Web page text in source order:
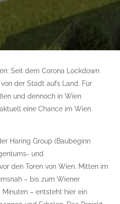
Seit dem Corona Lockdown
der Stadt aufs Land. Für
und dennoch in Wien
eine Chance im Wien
Haring Group (Baubeginn
und
den Toren von Wien. Mitten im
– bis zum Wiener
– entsteht hier ein